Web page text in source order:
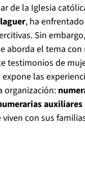
de la Iglesia
, ha
Sin
aborda el tema
testimonios de
las
organización:
auxiliares
viven con sus